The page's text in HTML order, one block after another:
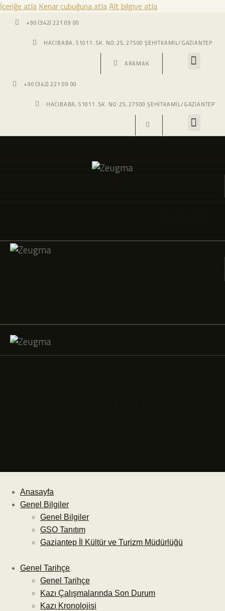
İçeriğe atla Kenar çubuğuna atlaAlt bilgiye atla
+90 (342) 221 09 00
HACIBABA, 51011. SK. NO:25, 27500 ŞEHITKAMIL/GAZIANTEP
+90 (342) 221 09 00
HACIBABA, 51011. SK. NO:25, 27500 ŞEHITKAMIL/GAZIANTEP
Anasayfa
Genel Bilgiler
Genel Bilgiler
GSO Tanıtım
Gaziantep İl Kültür ve Turizm Müdürlüğü
Genel Tarihçe
Genel Tarihçe
Kazı Çalışmalarında Son Durum
Kazı Kronolojisi